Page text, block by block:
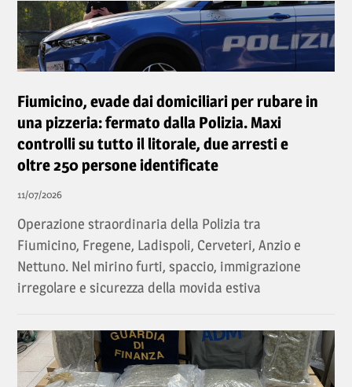
Fiumicino, evade dai domiciliari per rubare in
una pizzeria: fermato dalla Polizia. Maxi
controlli su tutto il litorale, due arresti e
oltre 250 persone identificate
11/07/2026
Operazione straordinaria della Polizia tra
Fiumicino, Fregene, Ladispoli, Cerveteri, Anzio e
Nettuno. Nel mirino furti, spaccio, immigrazione
irregolare e sicurezza della movida estiva